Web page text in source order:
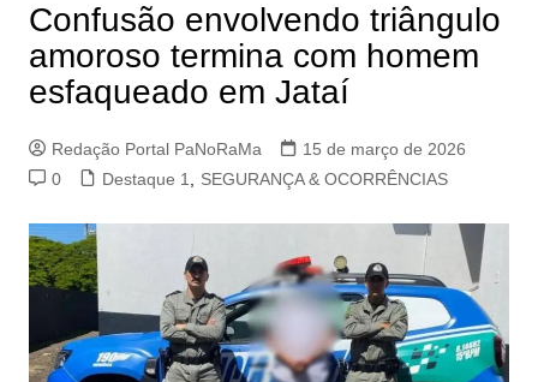
Confusão envolvendo triângulo
amoroso termina com homem
esfaqueado em Jataí
Redação Portal PaNoRaMa
15 de março de 2026
0
Destaque 1 SEGURANÇA & OCORRÊNCIAS